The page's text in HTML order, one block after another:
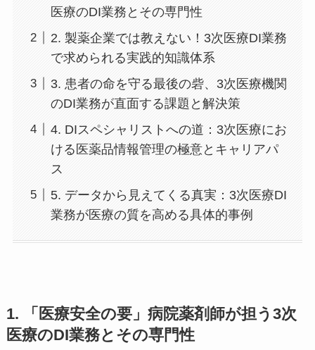
医療のDI業務とその専門性
2. 製薬企業では教えない！3次医療DI業務
で求められる実践的知識体系
3. 患者の命を守る最後の砦、3次医療機関
のDI業務が直面する課題と解決策
4. DIスペシャリストへの道：3次医療にお
ける医薬品情報管理の極意とキャリアパ
ス
5. データから見えてくる真実：3次医療DI
業務が医療の質を高める具体的事例
1. 「医療安全の要」病院薬剤師が担う3次
医療のDI業務とその専門性